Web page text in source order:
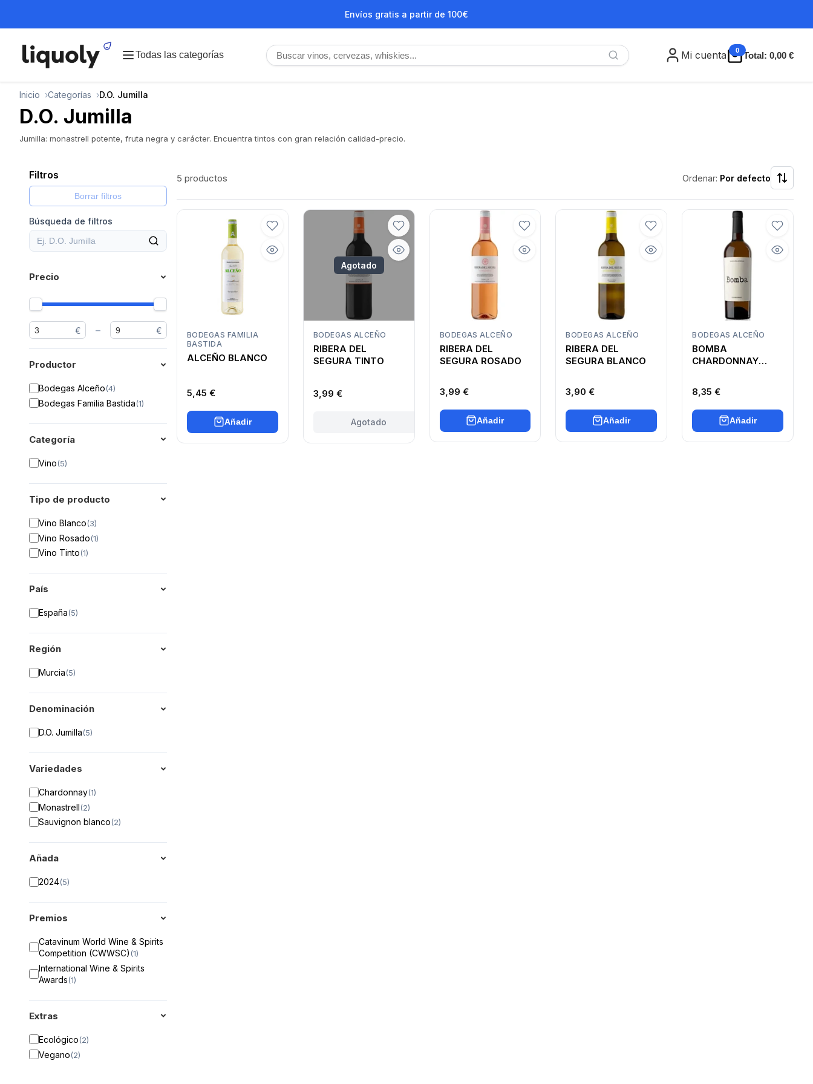
Envíos gratis a partir de 100€
Todas las categorías Mi cuenta 0 Total: 0,00 €
Inicio Categorías D.O. Jumilla
D.O. Jumilla
Jumilla: monastrell potente, fruta negra y carácter. Encuentra tintos con gran relación calidad-precio.
Filtros
Borrar filtros
Búsqueda de filtros
Precio
€ – €
Productor
Bodegas Alceño(4)
Bodegas Familia Bastida(1)
Categoría
Vino(5)
Tipo de producto
Vino Blanco(3)
Vino Rosado(1)
Vino Tinto(1)
País
España(5)
Región
Murcia(5)
Denominación
D.O. Jumilla(5)
Variedades
Chardonnay(1)
Monastrell(2)
Sauvignon blanco(2)
Añada
2024(5)
Premios
Catavinum World Wine & Spirits
Competition (CWWSC) (1)
International Wine & Spirits
Awards(1)
Extras
Ecológico(2)
Vegano(2)
5 productos Ordenar: Por defecto
BODEGAS FAMILIA
BASTIDA
ALCEÑO BLANCO
5,45 €
Añadir
Agotado
BODEGAS ALCEÑO
RIBERA DEL
SEGURA TINTO
3,99 €
Agotado
BODEGAS ALCEÑO
RIBERA DEL
SEGURA ROSADO
3,99 €
Añadir
BODEGAS ALCEÑO
RIBERA DEL
SEGURA BLANCO
3,90 €
Añadir
BODEGAS ALCEÑO
BOMBA
CHARDONNAY
8,35 €
Añadir